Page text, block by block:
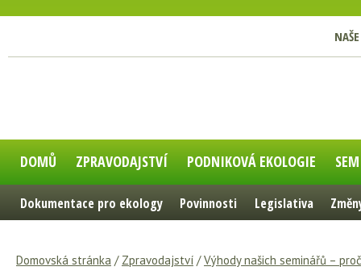
DOMŮ ZPRAVODAJSTVÍ PODNIKOVÁ EKOLOGIE
Dokumentace pro ekology Povinnosti Legislativa
Domovská stránka / Zpravodajství /Výhody našich seminářů –